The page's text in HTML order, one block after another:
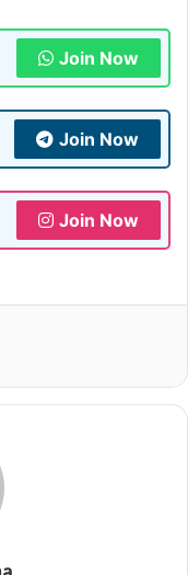
Join Now
Join Now
Join Now